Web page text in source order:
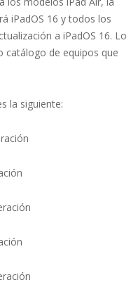
iPadOS 16 y todos los
a iPadOS 16. Lo
catálogo de equipos que
la siguiente: